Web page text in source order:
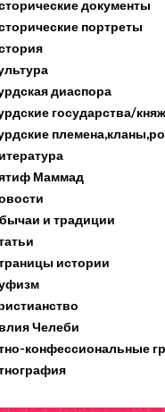
документы
портреты
диаспора
государства/
Маммад
и традиции
истории
Челеби
конфессиональные